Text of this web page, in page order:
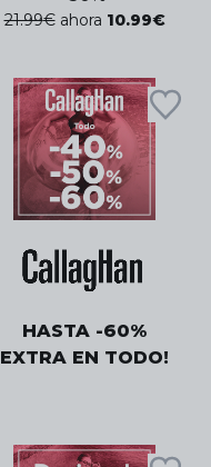
21.99€ ahora 10.99€
HASTA -60%
EXTRA EN TODO!